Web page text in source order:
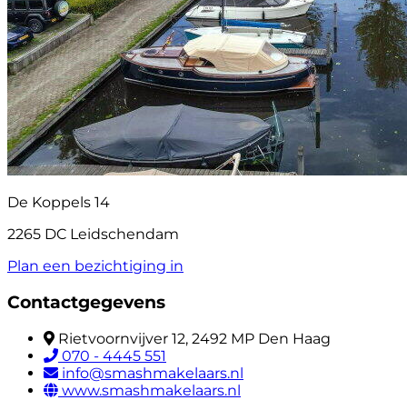
De Koppels 14
2265 DC Leidschendam
Plan een bezichtiging in
Contactgegevens
Rietvoornvijver 12, 2492 MP Den Haag
070 - 4445 551
info@smashmakelaars.nl
www.smashmakelaars.nl